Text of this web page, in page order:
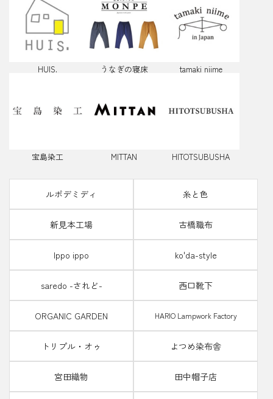
HUIS. うなぎの寝床 tamaki niime
宝島染工 MITTAN HITOTSUBUSHA
ルポデミディ 糸と色
新見本工場 古橋職布
Ippo ippo ko'da-style
saredo -されど- 西口靴下
ORGANIC GARDEN HARIO Lampwork Factory
トリプル・オゥ よつめ染布舎
宮田織物 田中帽子店